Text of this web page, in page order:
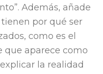
Además, añade
por qué ser
como es el
que aparece como
la realidad